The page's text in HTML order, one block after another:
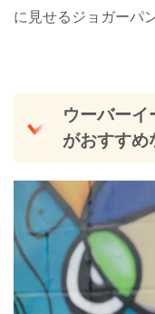
に見せるジョガーパ
ウーバーイ
がおすすめ